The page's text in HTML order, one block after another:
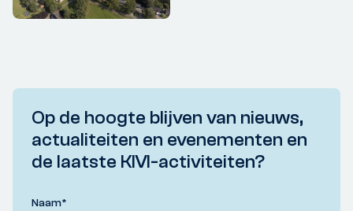
Op de hoogte blijven van nieuws,
actualiteiten en evenementen en
de laatste KIVI-activiteiten?
Naam*